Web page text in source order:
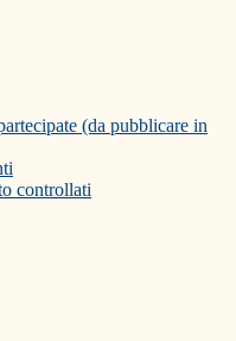
(da pubblicare in
controllati